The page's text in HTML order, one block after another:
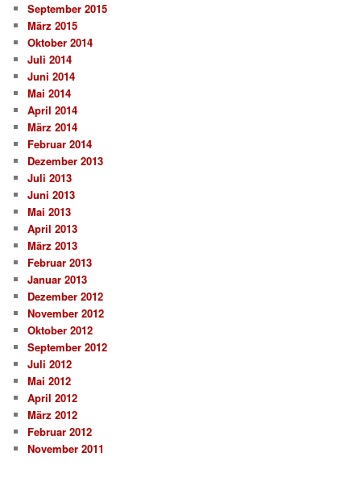
September 2015
März 2015
Oktober 2014
Juli 2014
Juni 2014
Mai 2014
April 2014
März 2014
Februar 2014
Dezember 2013
Juli 2013
Juni 2013
Mai 2013
April 2013
März 2013
Februar 2013
Januar 2013
Dezember 2012
November 2012
Oktober 2012
September 2012
Juli 2012
Mai 2012
April 2012
März 2012
Februar 2012
November 2011